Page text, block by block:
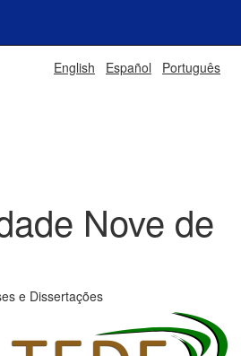
English Español Português
Nove de
e Dissertações